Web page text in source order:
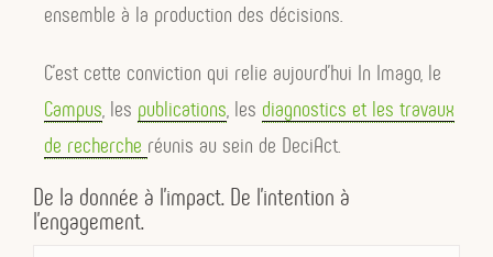
ensemble à la production des décisions.
C’est cette conviction qui relie aujourd’hui In Imago, le
Campus, les publications, les diagnostics et les travaux
de recherche réunis au sein de DeciAct.
De la donnée à l’impact. De l’intention à
l’engagement.